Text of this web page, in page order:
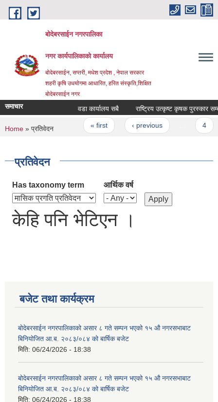
Skip to main content
बोदेबरसाईन नगरपालिका
नगर कार्यपालिकाको कार्यालय
बोदेबरसाईन, सप्तरी, मधेश प्रदेश , नेपाल सरकार
शहरी कृषि उधयोगमा आधारित, हरित संस्कृति,शिक्षित
बोदेबरसाईन नगर
समाचार वडा कार्यालय सबै राष्ट्रिय उत्कृष्ट कृषक पुरस्कार
Pages
« first ‹ previous
You are here
Home » प्रतिवेदन
प्रतिवेदन
Has taxonomy term आर्थिक वर्ष
केहि पनि भेटिएन ।
बजेट तथा कार्यक्रम
बोदेबरसाईन नगरपालिकाको असार ८ गते सम्पन भएको १५ ‍‍‍औ नगरसभाबाट
बिनियोजित आ.ब. २०८३/०८४ को बार्षिक बजेट
मिति: 06/24/2026 - 18:38
बोदेबरसाईन नगरपालिकाको असार ८ गते सम्पन भएको १५ ‍‍‍औ नगरसभाबाट
बिनियोजित आ.ब. २०८३/०८४ को बार्षिक बजेट
मिति: 06/24/2026 - 18:38